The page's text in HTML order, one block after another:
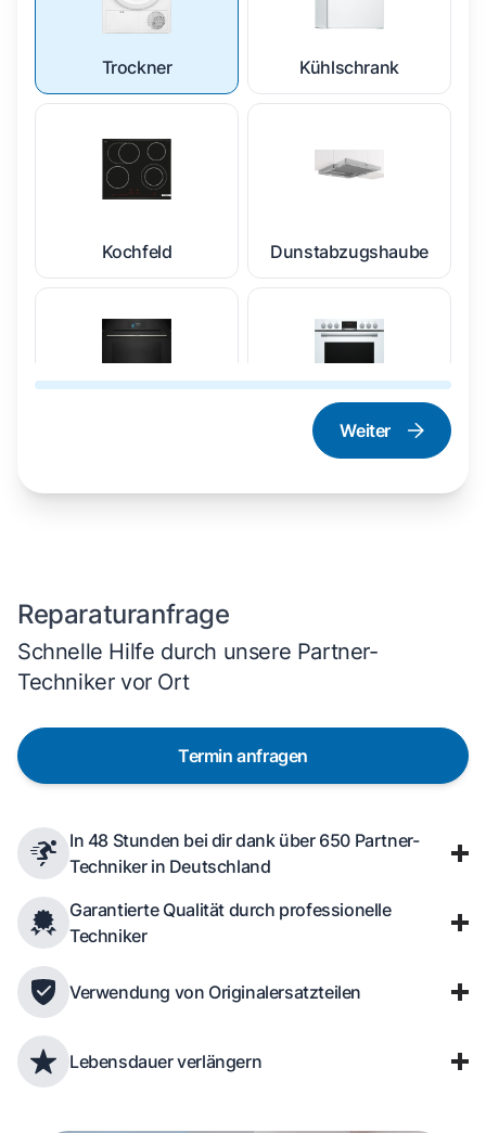
Trockner Kühlschrank
Kochfeld Dunstabzugshaube
Herd und Backofen
Weiter
Reparaturanfrage
Schnelle Hilfe durch unsere Partner-
Techniker vor Ort
Termin anfragen
In 48 Stunden bei dir dank über 650 Partner-
Techniker in Deutschland
Garantierte Qualität durch professionelle
Techniker
Verwendung von Originalersatzteilen
Lebensdauer verlängern